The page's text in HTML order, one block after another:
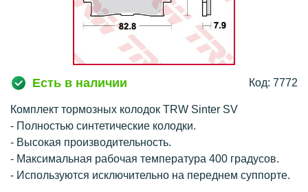
Есть в наличии Код: 7772
Комплект тормозных колодок TRW Sinter SV
- Полностью синтетические колодки.
- Высокая производительность.
- Максимальная рабочая температура 400 градусов.
- Используются исключительно на переднем суппорте.